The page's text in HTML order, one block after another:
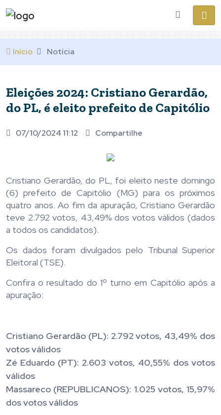
Início Notícia
Eleições 2024: Cristiano Gerardão,
do PL, é eleito prefeito de Capitólio
07/10/2024 11:12 Compartilhe
Cristiano Gerardão, do PL, foi eleito neste domingo
(6) prefeito de Capitólio (MG) para os próximos
quatro anos. Ao fim da apuração, Cristiano Gerardão
teve 2.792 votos, 43,49% dos votos válidos (dados
a todos os candidatos).
Os dados foram divulgados pelo Tribunal Superior
Eleitoral (TSE).
Confira o resultado do 1º turno em Capitólio após a
apuração:
Cristiano Gerardão (PL): 2.792 votos, 43,49% dos
votos válidos
Zé Eduardo (PT): 2.603 votos, 40,55% dos votos
válidos
Massareco (REPUBLICANOS): 1.025 votos, 15,97%
dos votos válidos